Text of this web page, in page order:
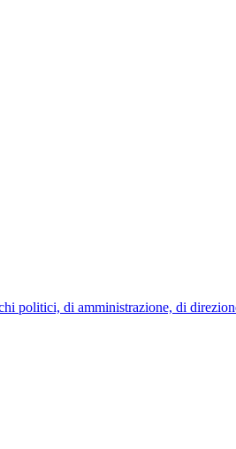
politici, di amministrazione, di